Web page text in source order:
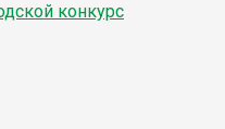
конкурс